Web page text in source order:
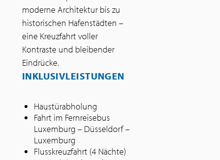
moderne Architektur bis zu
historischen Hafenstädten –
eine Kreuzfahrt voller
Kontraste und bleibender
Eindrücke.
INKLUSIVLEISTUNGEN
Haustürabholung
Fahrt im Fernreisebus
Luxemburg – Düsseldorf –
Luxemburg
Flusskreuzfahrt (4 Nächte)